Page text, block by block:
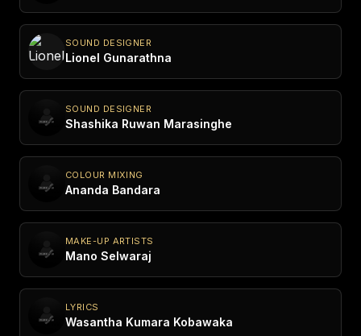
SOUND DESIGNER
Lionel Gunarathna
SOUND DESIGNER
Shashika Ruwan Marasinghe
COLOUR MIXING
Ananda Bandara
MAKE-UP ARTISTS
Mano Selwaraj
LYRICS
Wasantha Kumara Kobawaka